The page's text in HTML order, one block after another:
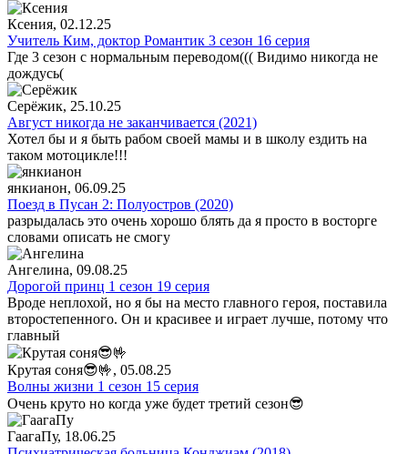
Ксения, 02.12.25
Учитель Ким, доктор Романтик 3 сезон 16 серия
Где 3 сезон с нормальным переводом((( Видимо никогда не
дождусь(
Серёжик, 25.10.25
Август никогда не заканчивается (2021)
Хотел бы и я быть рабом своей мамы и в школу ездить на
таком мотоцикле!!!
янкианон, 06.09.25
Поезд в Пусан 2: Полуостров (2020)
разрыдалась это очень хорошо блять да я просто в восторге
словами описать не смогу
Ангелина, 09.08.25
Дорогой принц 1 сезон 19 серия
Вроде неплохой, но я бы на место главного героя, поставила
второстепенного. Он и красивее и играет лучше, потому что
главный
Крутая соня😎🤟, 05.08.25
Волны жизни 1 сезон 15 серия
Очень круто но когда уже будет третий сезон😎
ГаагаПу, 18.06.25